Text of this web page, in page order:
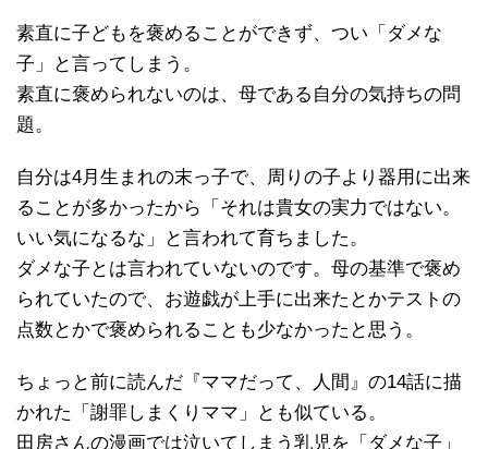
素直に子どもを褒めることができず、つい「ダメな
子」と言ってしまう。
素直に褒められないのは、母である自分の気持ちの問
題。
自分は4月生まれの末っ子で、周りの子より器用に出来
ることが多かったから「それは貴女の実力ではない。
いい気になるな」と言われて育ちました。
ダメな子とは言われていないのです。母の基準で褒め
られていたので、お遊戯が上手に出来たとかテストの
点数とかで褒められることも少なかったと思う。
ちょっと前に読んだ『ママだって、人間』の14話に描
かれた「謝罪しまくりママ」とも似ている。
田房さんの漫画では泣いてしまう乳児を「ダメな子」